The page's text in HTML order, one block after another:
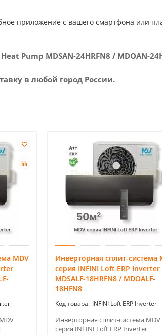
приложение с вашего смартфона или
Pump MDSAN-24HRFN8 / MDOAN-
в любой город России.
MDV
Инверторная сплит-система
серия INFINI Loft ERP Inverter
MDSALF-18HRFN8 / MDOALF-
18HFN8
INFINI Loft ERP Inverter
Инверторная сплит-система MDV
серия INFINI Loft ERP Inverter